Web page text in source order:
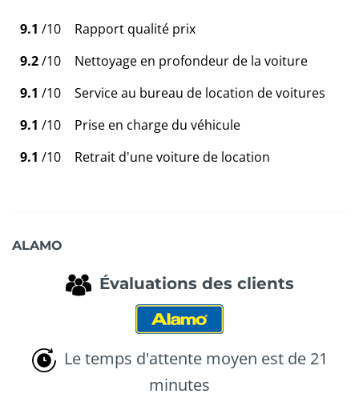
9.1 /10
Rapport qualité prix
9.2/10
Nettoyage en profondeur de la voiture
9.1 /10
Service au bureau de location de voitures
9.1 /10
Prise en charge du véhicule
9.1 /10 Retrait d'une voiture de location
ALAMO
Évaluations des clients
Le temps d'attente moyen est de 21
minutes